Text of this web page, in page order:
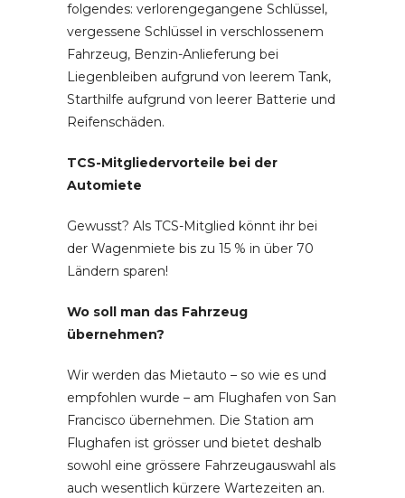
folgendes: verlorengegangene Schlüssel,
vergessene Schlüssel in verschlossenem
Fahrzeug, Benzin-Anlieferung bei
Liegenbleiben aufgrund von leerem Tank,
Starthilfe aufgrund von leerer Batterie und
Reifenschäden.
TCS-Mitgliedervorteile bei der
Automiete
Gewusst? Als TCS-Mitglied könnt ihr bei
der Wagenmiete bis zu 15 % in über 70
Ländern sparen!
Wo soll man das Fahrzeug
übernehmen?
Wir werden das Mietauto – so wie es und
empfohlen wurde – am Flughafen von San
Francisco übernehmen. Die Station am
Flughafen ist grösser und bietet deshalb
sowohl eine grössere Fahrzeugauswahl als
auch wesentlich kürzere Wartezeiten an.